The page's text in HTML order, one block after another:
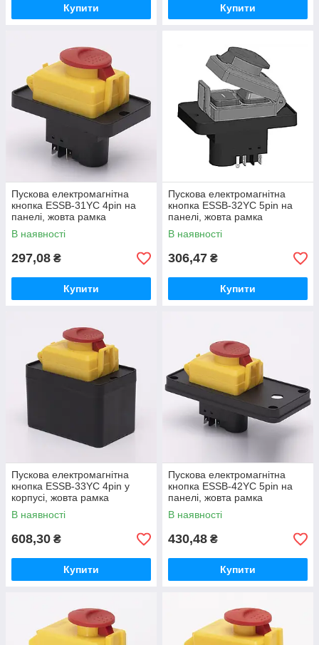
Купити Купити
Пускова електромагнітна
кнопка ESSB-31YC 4pin на
панелі, жовта рамка
В наявності
297,08 ₴
Купити
Пускова електромагнітна
кнопка ESSB-32YC 5pin на
панелі, жовта рамка
В наявності
306,47 ₴
Купити
Пускова електромагнітна
кнопка ESSB-33YC 4pin у
корпусі, жовта рамка
В наявності
608,30 ₴
Купити
Пускова електромагнітна
кнопка ESSB-42YC 5pin на
панелі, жовта рамка
В наявності
430,48 ₴
Купити